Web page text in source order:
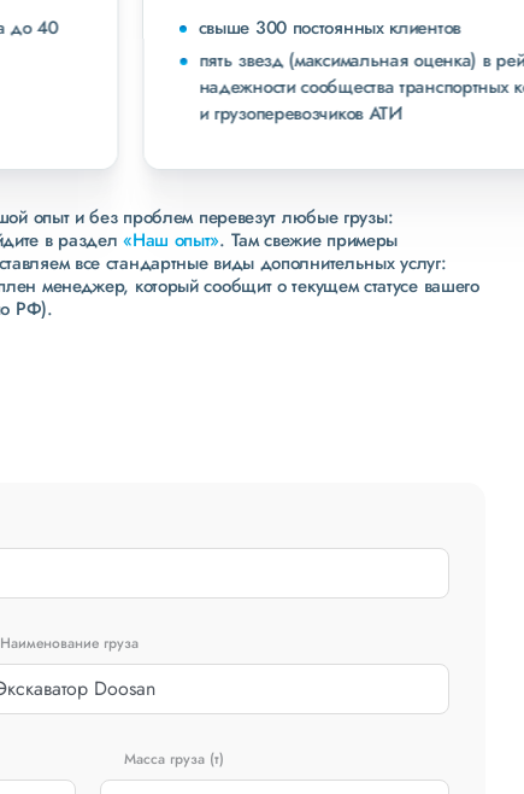
свыше 300 постоянных клиентов
пять звезд (максимальная оценка) в рейтинге
надежности сообщества транспортных компаний
и грузоперевозчиков АТИ
опыт и без проблем перевезут любые грузы:
в раздел«Наш опыт». Там свежие примеры
все стандартные виды дополнительных услуг:
менеджер, который сообщит о текущем статусе вашего
РФ).
Наименование груза
Масса груза (т)